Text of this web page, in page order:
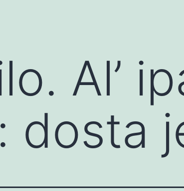
Al’
dosta